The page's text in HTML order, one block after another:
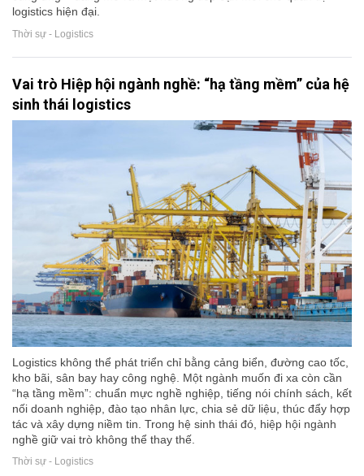
logistics hiện đại.
Thời sự - Logistics
Vai trò Hiệp hội ngành nghề: “hạ tầng mềm” của hệ
sinh thái logistics
Logistics không thể phát triển chỉ bằng cảng biển, đường cao tốc,
kho bãi, sân bay hay công nghệ. Một ngành muốn đi xa còn cần
“hạ tầng mềm”: chuẩn mực nghề nghiệp, tiếng nói chính sách, kết
nối doanh nghiệp, đào tạo nhân lực, chia sẻ dữ liệu, thúc đẩy hợp
tác và xây dựng niềm tin. Trong hệ sinh thái đó, hiệp hội ngành
nghề giữ vai trò không thể thay thế.
Thời sự - Logistics